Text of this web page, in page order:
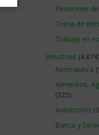
Reuniones
Toma de
Trabajo en
Industrias (4.874)
Aeronautica
Alimentos,
(325)
Automotriz
Banca y